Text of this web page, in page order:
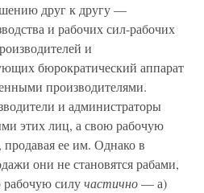
друг к другу —
и рабочих сил-рабочих
и
бюрократический аппарат
производителями.
и администраторы
этих лиц, а свою рабочую
ее им. Однако в
они не становятся рабами,
силучастично— а)